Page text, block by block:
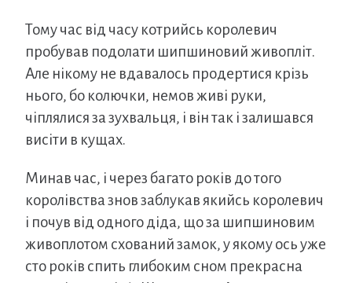
Тому час від часу котрийсь королевич
пробував подолати шипшиновий живопліт.
Але нікому не вдавалось продертися крізь
нього, бо колючки, немов живі руки,
чіплялися за зухвальця, і він так і залишався
висіти в кущах.
Минав час, і через багато років до того
королівства знов заблукав якийсь королевич
і почув від одного діда, що за шипшиновим
живоплотом схований замок, у якому ось уже
сто років спить глибоким сном прекрасна